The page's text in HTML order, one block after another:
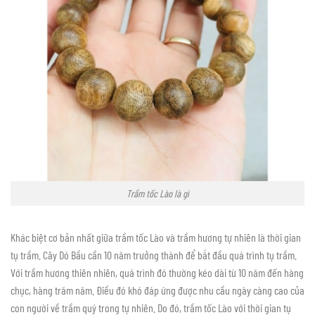
Trầm tốc Lào là gì
Khác biệt cơ bản nhất giữa trầm tốc Lào và trầm hương tự nhiên là thời gian
tụ trầm. Cây Dó Bầu cần 10 năm trưởng thành để bắt đầu quá trình tụ trầm.
Với trầm hương thiên nhiên, quá trình đó thường kéo dài từ 10 năm đến hàng
chục, hàng trăm năm. Điều đó khó đáp ứng được nhu cầu ngày càng cao của
con người về trầm quý trong tự nhiên. Do đó, trầm tốc Lào với thời gian tụ